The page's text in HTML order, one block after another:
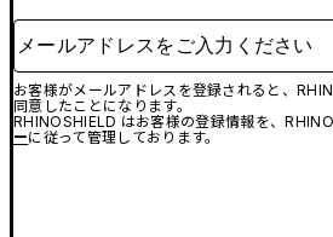
メールアドレスをご入力ください
お客様がメールアドレスを登録されると、
同意したことになります。
RHINOSHIELD はお客様の登録情報を、
ーに従って管理しております。